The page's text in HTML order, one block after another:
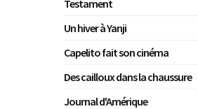
Testament
Un hiver à Yanji
Capelito fait son cinéma
Des cailloux dans la chaussure
Journal d'Amérique